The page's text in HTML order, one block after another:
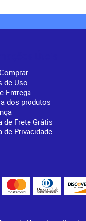
de Uso
Entrega
dos produtos
de Frete Grátis
de Privacidade